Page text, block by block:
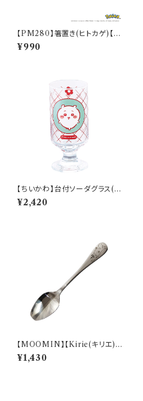
【PM280】箸置き(ヒトカゲ)【D
aily Sketch】PM282-402
¥990
【ちいかわ】台付ソーダグラス(ち
いかわ)【CKW40】CKW41-81
3
¥2,420
【MOOMIN】【Kirie(キリエ)】
すくいやすいスプーン（ムーミン）
【MM9000】MM9001-863
¥1,430